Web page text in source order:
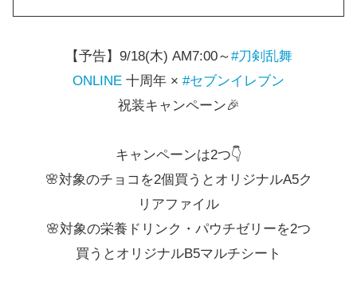
【予告】9/18(木) AM7:00～#刀剣乱舞
ONLINE 十周年 × #セブンイレブン
祝装キャンペーン🎉
キャンペーンは2つ👇
🌸対象のチョコを2個買うとオリジナルA5ク
リアファイル
🌸対象の栄養ドリンク・パウチゼリーを2つ
買うとオリジナルB5マルチシート